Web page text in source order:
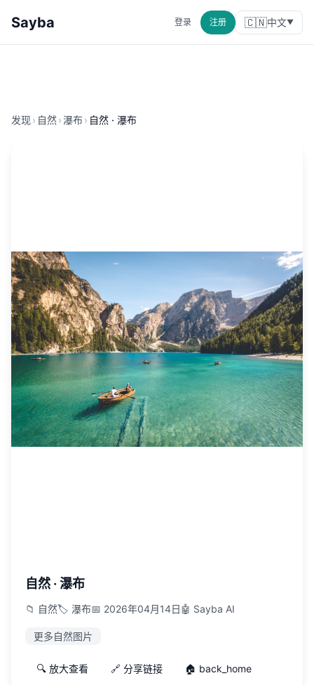
Sayba 登录 注册 🇨🇳中文▼
发现› 自然› 瀑布› 自然 · 瀑布
自然 · 瀑布
📁 自然🏷️ 瀑布📅 2026年04月14日🤖 Sayba AI
更多自然图片
🔍 放大查看 🔗 分享链接 🏠 back_home